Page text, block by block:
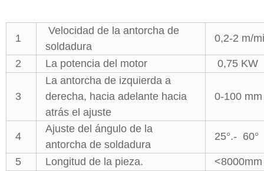
1
Velocidad de la antorcha de
soldadura
0,2-2 m/
2 La potencia del motor 0,75 KW
3
La antorcha de izquierda a
derecha, hacia adelante hacia
atrás el ajuste
0-100 mm
4
Ajuste del ángulo de la
antorcha de soldadura
25°.- 60°
5 Longitud de la pieza.
<8000mm